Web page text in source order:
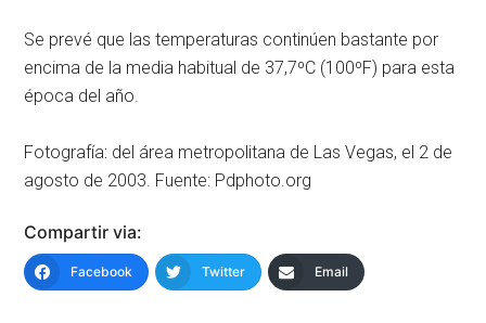
Se prevé que las temperaturas continúen bastante por
encima de la media habitual de 37,7ºC (100ºF) para esta
época del año.
Fotografía: del área metropolitana de Las Vegas, el 2 de
agosto de 2003. Fuente: Pdphoto.org
Compartir via:
Facebook Twitter Email